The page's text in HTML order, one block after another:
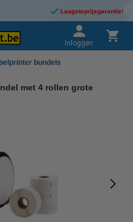
Laagsteprijsgarantie!
Inloggen
bundels
met 4 rollen grote